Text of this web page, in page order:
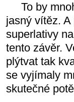
To by
jasný vítěz.
superlativy
tento závěr.
plýtvat tak
se vyjímaly
skutečné